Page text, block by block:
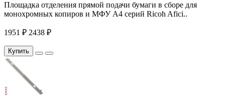
Площадка отделения прямой подачи бумаги в сборе для
монохромных копиров и МФУ A4 серий Ricoh Afici..
1951 ₽ 2438 ₽
Купить